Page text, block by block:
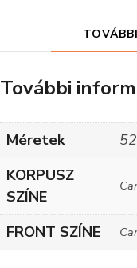
További
Méretek
KORPUSZ
SZÍNE
FRONT SZÍNE